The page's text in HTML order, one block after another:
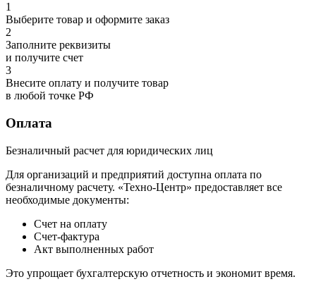
1
Выберите товар и оформите заказ
2
Заполните реквизиты
и получите счет
3
Внесите оплату и получите товар
в любой точке РФ
Оплата
Безналичный расчет для юридических лиц
Для организаций и предприятий доступна оплата по
безналичному расчету. «Техно-Центр» предоставляет все
необходимые документы:
Счет на оплату
Счет-фактура
Акт выполненных работ
Это упрощает бухгалтерскую отчетность и экономит время.